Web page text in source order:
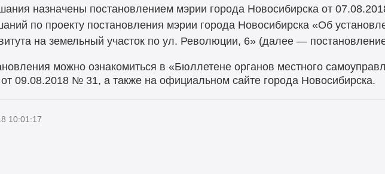
назначены постановлением мэрии города Новосибирска от
по проекту постановления мэрии города Новосибирска «Об
на земельный участок по ул. Революции, 6» (далее —
можно ознакомиться в «Бюллетене органов местного
09.08.2018 № 31, а также на официальном сайте города Новосибирска.
10:01:17